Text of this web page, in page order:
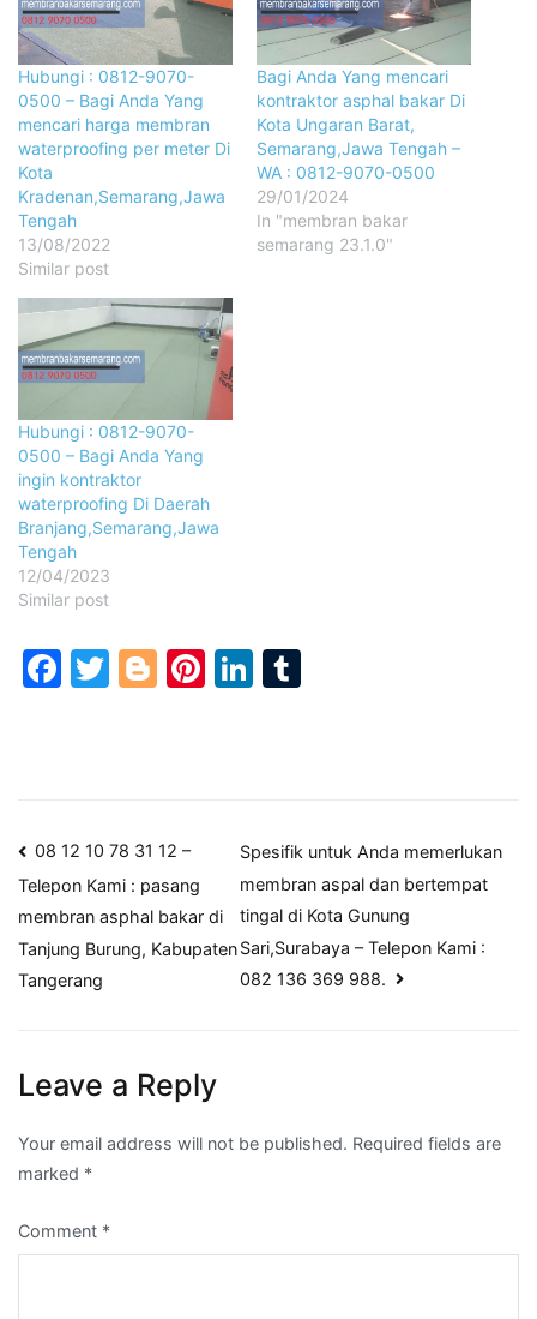
Hubungi : 0812-9070-
0500 – Bagi Anda Yang
mencari harga membran
waterproofing per meter Di
Kota
Kradenan,Semarang,Jawa
Tengah
13/08/2022
Similar post
Bagi Anda Yang mencari
kontraktor asphal bakar Di
Kota Ungaran Barat,
Semarang,Jawa Tengah –
WA : 0812-9070-0500
29/01/2024
In "membran bakar
semarang 23.1.0"
Hubungi : 0812-9070-
0500 – Bagi Anda Yang
ingin kontraktor
waterproofing Di Daerah
Branjang,Semarang,Jawa
Tengah
12/04/2023
Similar post
Facebook
Twitter
Blogger
Pinterest
LinkedIn
Post
navigation
08 12 10 78 31 12 –
Telepon Kami : pasang
membran asphal bakar di
Tanjung Burung, Kabupaten
Tangerang
Spesifik untuk Anda memerlukan
membran aspal dan bertempat
tingal di Kota Gunung
Sari,Surabaya – Telepon Kami :
082 136 369 988.
Leave a Reply
Your email address will not be published. Required fields are
marked *
Comment *